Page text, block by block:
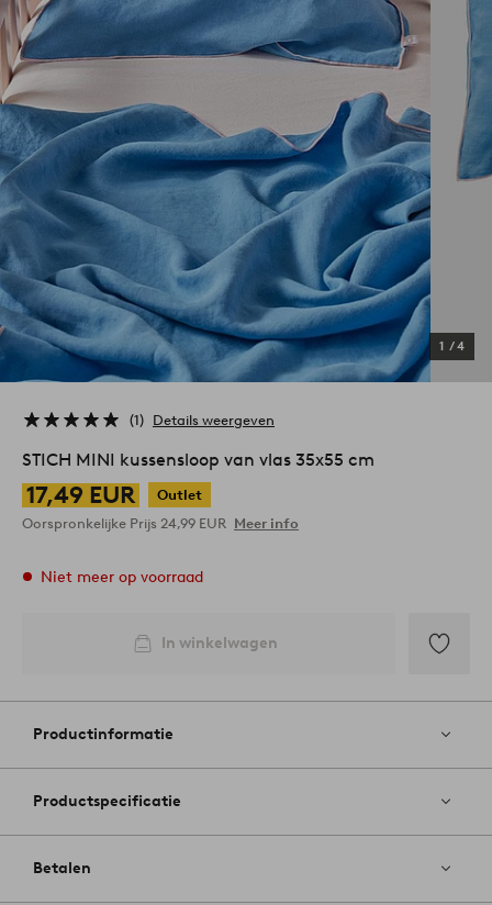
1 /4
1 Details weergeven
STICH MINI kussensloop van vlas 35x55 cm
17,49 EUR
Outlet
Oorspronkelijke Prijs 24,99 EUR Meer info
Niet meer op voorraad
In winkelwagen
aan
Productinformatie
Productspecificatie
Betalen